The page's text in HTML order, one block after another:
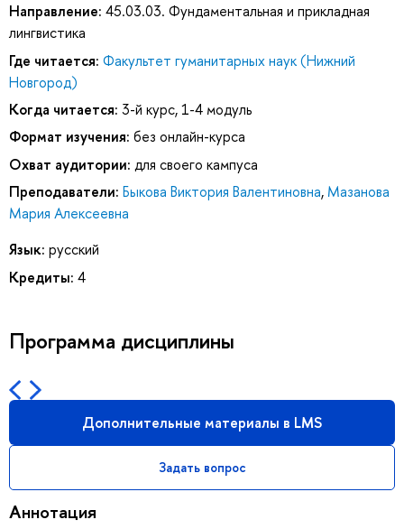
Направление: 45.03.03. Фундаментальная и прикладная
лингвистика
Где читается: Факультет гуманитарных наук (Нижний
Новгород)
Когда читается: 3-й курс, 1-4 модуль
Формат изучения: без онлайн-курса
Охват аудитории: для своего кампуса
Преподаватели: Быкова Виктория Валентиновна, Мазанова
Мария Алексеевна
Язык: русский
Кредиты: 4
Программа дисциплины
Дополнительные материалы в LMS
Задать вопрос
Аннотация